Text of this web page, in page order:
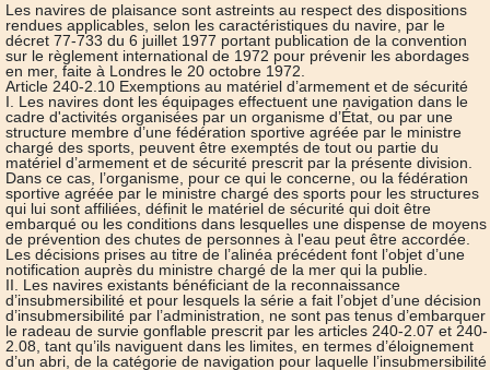
Les navires de plaisance sont astreints au respect des dispositions
rendues applicables, selon les caractéristiques du navire, par le
décret 77-733 du 6 juillet 1977 portant publication de la convention
sur le règlement international de 1972 pour prévenir les abordages
en mer, faite à Londres le 20 octobre 1972.
Article 240-2.10 Exemptions au matériel d’armement et de sécurité
I. Les navires dont les équipages effectuent une navigation dans le
cadre d'activités organisées par un organisme d’État, ou par une
structure membre d’une fédération sportive agréée par le ministre
chargé des sports, peuvent être exemptés de tout ou partie du
matériel d’armement et de sécurité prescrit par la présente division.
Dans ce cas, l’organisme, pour ce qui le concerne, ou la fédération
sportive agréée par le ministre chargé des sports pour les structures
qui lui sont affiliées, définit le matériel de sécurité qui doit être
embarqué ou les conditions dans lesquelles une dispense de moyens
de prévention des chutes de personnes à l'eau peut être accordée.
Les décisions prises au titre de l’alinéa précédent font l’objet d’une
notification auprès du ministre chargé de la mer qui la publie.
II. Les navires existants bénéficiant de la reconnaissance
d’insubmersibilité et pour lesquels la série a fait l’objet d’une décision
d’insubmersibilité par l’administration, ne sont pas tenus d’embarquer
le radeau de survie gonflable prescrit par les articles 240-2.07 et 240-
2.08, tant qu’ils naviguent dans les limites, en termes d’éloignement
d’un abri, de la catégorie de navigation pour laquelle l’insubmersibilité